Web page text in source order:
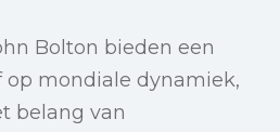
Bolton bieden een
mondiale dynamiek,
belang van